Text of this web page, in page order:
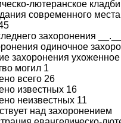
лютеранское
современного
захоронения
одиночное
захоронения ухоженное
могил 1
всего 26
известных 16
неизвестных 11
над захоронением